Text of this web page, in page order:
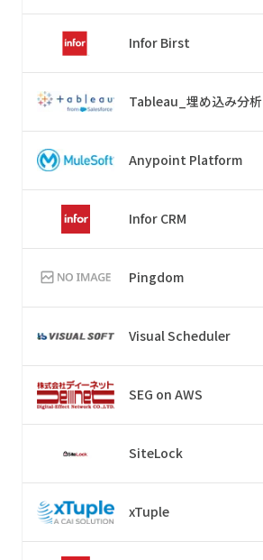
Infor Birst
Tableau_埋め込み分析
Anypoint Platform
Infor CRM
Pingdom
Visual Scheduler
SEG on AWS
SiteLock
xTuple